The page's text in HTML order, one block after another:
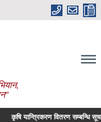
कृषि यान्त्रिकरण वितरण सम्बन्धि सूचना